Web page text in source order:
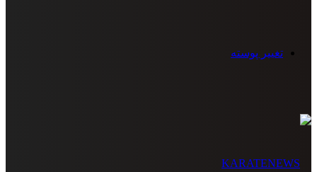
تغییر پوسته